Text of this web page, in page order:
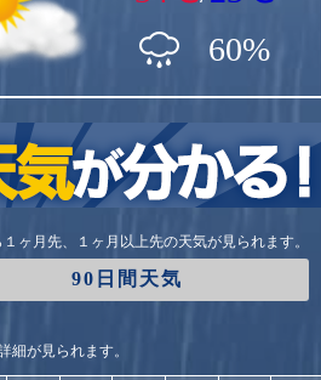
60%
ヶ月先、１ヶ月以上先の天気が見られます。
90日間天気
細が見られます。